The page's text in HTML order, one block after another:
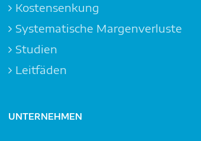
Kostensenkung
Systemat­ische Margen­verluste
Studien
Leitfäden
UNTERNEHMEN